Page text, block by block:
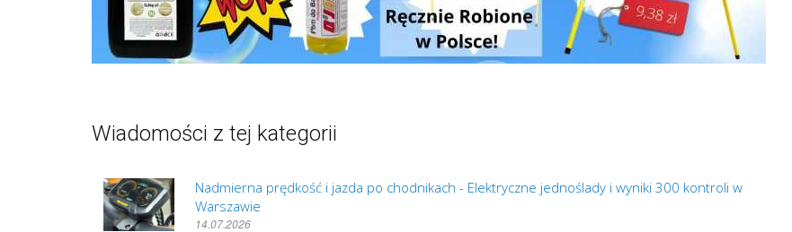
Wiadomości z tej kategorii
Nadmierna prędkość i jazda po chodnikach - Elektryczne jednoślady i wyniki 300 kontroli w
Warszawie
14.07.2026